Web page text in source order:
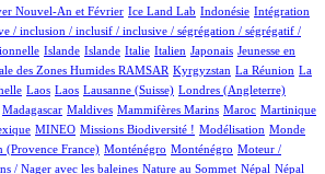
Nouvel-An et Février Ice Land Lab Indonésie Intégration
/ inclusion / inclusif / inclusive / ségrégation / ségrégatif /
Islande Islande Italie Italien Japonais Jeunesse en
des Zones Humides RAMSAR Kyrgyzstan La Réunion La
Laos Laos Lausanne (Suisse) Londres (Angleterre)
Madagascar Maldives Mammifères Marins Maroc Martinique
MINEO Missions Biodiversité ! Modélisation Monde
(Provence France) Monténégro Monténégro Moteur /
/ Nager avec les baleines Nature au Sommet Népal Népal